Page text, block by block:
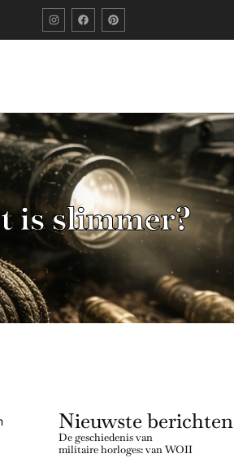
is slimmer?
Nieuwste berichten
De geschiedenis van
militaire horloges: van WOII